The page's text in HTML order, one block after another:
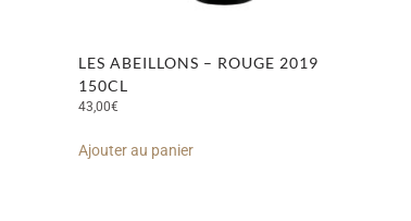
LES ABEILLONS – ROUGE 2019
150CL
43,00€
Ajouter au panier